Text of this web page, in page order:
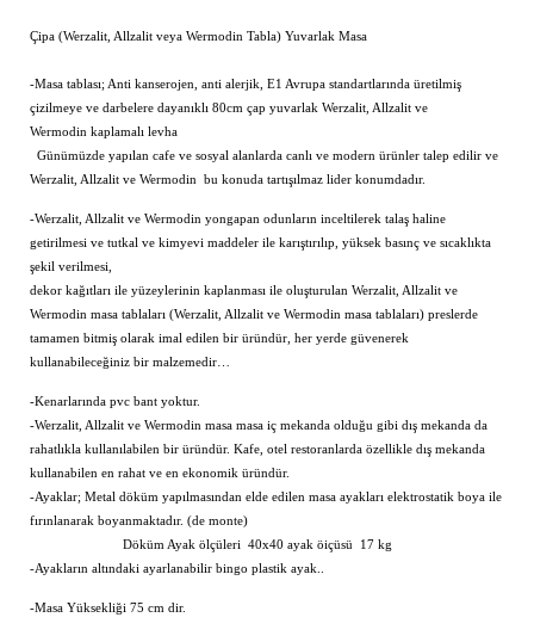
Çipa (Werzalit, Allzalit veya Wermodin Tabla) Yuvarlak Masa
-Masa tablası; Anti kanserojen, anti alerjik, E1 Avrupa standartlarında üretilmiş
çizilmeye ve darbelere dayanıklı 80cm çap yuvarlak Werzalit, Allzalit ve
Wermodin kaplamalı levha
Günümüzde yapılan cafe ve sosyal alanlarda canlı ve modern ürünler talep edilir ve
Werzalit, Allzalit ve Wermodin bu konuda tartışılmaz lider konumdadır.
-Werzalit, Allzalit ve Wermodin yongapan odunların inceltilerek talaş haline
getirilmesi ve tutkal ve kimyevi maddeler ile karıştırılıp, yüksek basınç ve sıcaklıkta
şekil verilmesi,
dekor kağıtları ile yüzeylerinin kaplanması ile oluşturulan Werzalit, Allzalit ve
Wermodin masa tablaları (Werzalit, Allzalit ve Wermodin masa tablaları) preslerde
tamamen bitmiş olarak imal edilen bir üründür, her yerde güvenerek
kullanabileceğiniz bir malzemedir…
-Kenarlarında pvc bant yoktur.
-Werzalit, Allzalit ve Wermodin masa masa iç mekanda olduğu gibi dış mekanda da
rahatlıkla kullanılabilen bir üründür. Kafe, otel restoranlarda özellikle dış mekanda
kullanabilen en rahat ve en ekonomik üründür.
-Ayaklar; Metal döküm yapılmasından elde edilen masa ayakları elektrostatik boya ile
fırınlanarak boyanmaktadır. (de monte)
Döküm Ayak ölçüleri 40x40 ayak öiçüsü 17 kg
-Ayakların altındaki ayarlanabilir bingo plastik ayak..
-Masa Yüksekliği 75 cm dir.